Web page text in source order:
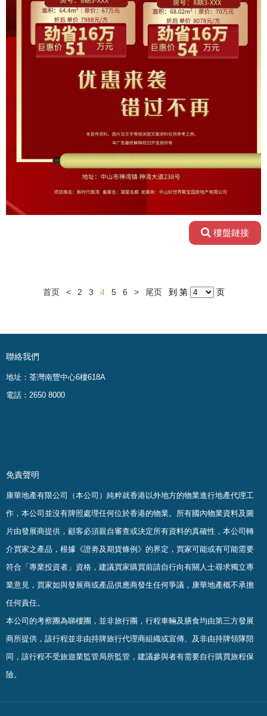
樓盤鏈接
首页 < 2 3 4 5 6 > 尾页 到 第 页
聯絡我們
地址：荃灣南豐中心6樓618A
電話：2650 8000
免責聲明
康華地產有限公司（本公司）純粹就香港以外地方的物業進行地產代理工
作，本公司並沒有牌照處理任何位於香港的物業。 所有國內物業資料及圖
片由發展商提供，顧客必須親自審查或決定所有資料的真確性 ， 本公司轉
介買家之產品，根據《證劵及期貨條例》的界定，買家可能或有可能需要
符合「專業投資者」資格，建議買家購買前請自行向有關人士尋求獨立專
業意見，買家如與發展商或產品供應商發生任何爭議，康華地產概不承擔
任何責任。
本公司的考察團為睇樓團，並非旅行團，行程車輛及膳食均由第三方發展
商所提供，該行程並非由持牌旅行代理商組織或宣傳、及非由持牌領隊陪
同，該行程不受旅遊業監管局所監管，建議參與者有需要自行購買旅程保
險。